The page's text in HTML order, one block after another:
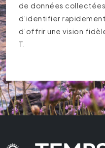
de données
d’identifier
d’offrir une vision
T.